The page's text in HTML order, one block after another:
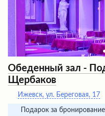
Обеденный зал -
Щербаков
Ижевск, ул. Береговая, 17
Подарок за бронирование